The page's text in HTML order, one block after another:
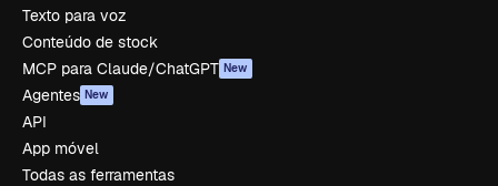
Texto para voz
Conteúdo de stock
MCP para Claude/ChatGPT New
Agentes New
API
App móvel
Todas as ferramentas